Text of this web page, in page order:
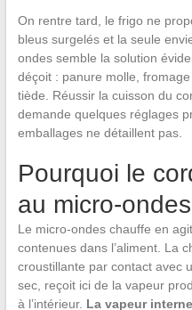
On rentre tard, le frigo ne
bleus surgelés et la seule
ondes semble la solution
déçoit : panure molle,
tiède. Réussir la cuisson du
demande quelques réglages
emballages ne détaillent pas.
Pourquoi le
au micro-
Le micro-ondes chauffe en
contenues dans l’aliment. La
croustillante par contact avec
sec, reçoit ici de la vapeur
à l’intérieur. La vapeur